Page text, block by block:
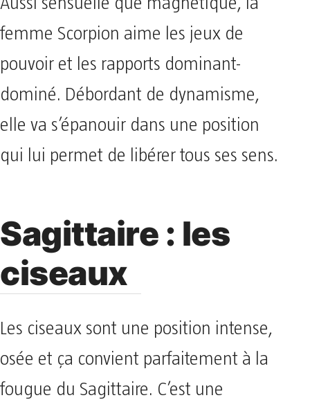
femme Scorpion aime les jeux de
pouvoir et les rapports dominant-
dominé. Débordant de dynamisme,
elle va s’épanouir dans une position
qui lui permet de libérer tous ses sens.
Sagittaire : les
ciseaux
Les ciseaux sont une position intense,
osée et ça convient parfaitement à la
fougue du Sagittaire. C’est une